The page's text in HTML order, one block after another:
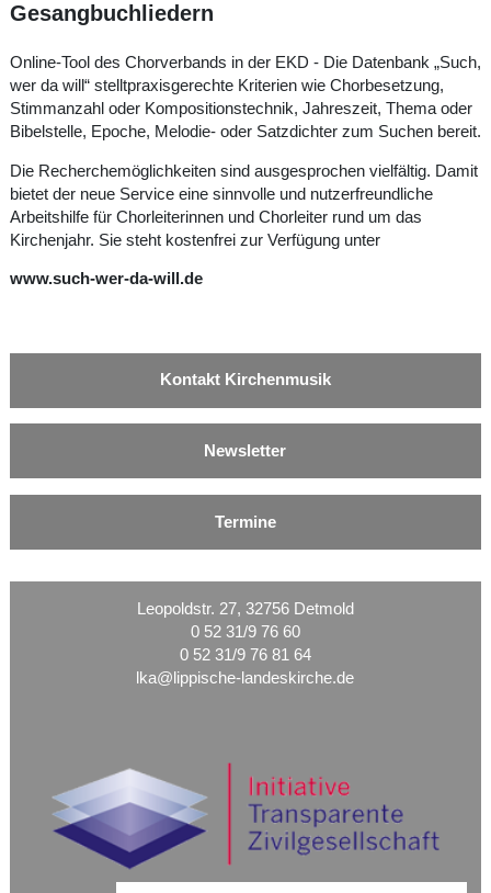
Gesangbuchliedern
Online-Tool des Chorverbands in der EKD - Die Datenbank „Such,
wer da will“ stelltpraxisgerechte Kriterien wie Chorbesetzung,
Stimmanzahl oder Kompositionstechnik, Jahreszeit, Thema oder
Bibelstelle, Epoche, Melodie- oder Satzdichter zum Suchen bereit.
Die Recherchemöglichkeiten sind ausgesprochen vielfältig. Damit
bietet der neue Service eine sinnvolle und nutzerfreundliche
Arbeitshilfe für Chorleiterinnen und Chorleiter rund um das
Kirchenjahr. Sie steht kostenfrei zur Verfügung unter
www.such-wer-da-will.de
Kontakt Kirchenmusik
Newsletter
Termine
Leopoldstr. 27, 32756 Detmold
0 52 31/9 76 60
0 52 31/9 76 81 64
lka@lippische-landeskirche.de